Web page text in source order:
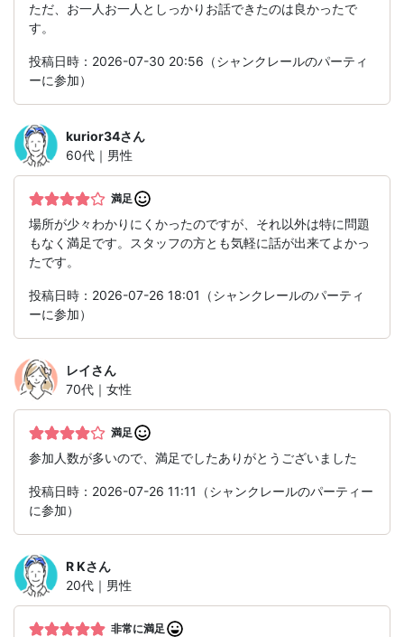
ただ、お一人お一人としっかりお話できたのは良かったで
す。
投稿日時：2026-07-30 20:56（シャンクレールのパーティ
ーに参加）
kurior34さん
60代｜男性
満足
場所が少々わかりにくかったのですが、それ以外は特に問題
もなく満足です。スタッフの方とも気軽に話が出来てよかっ
たです。
投稿日時：2026-07-26 18:01（シャンクレールのパーティ
ーに参加）
レイさん
70代｜女性
満足
参加人数が多いので、満足でしたありがとうございました
投稿日時：2026-07-26 11:11（シャンクレールのパーティー
に参加）
R Kさん
20代｜男性
非常に満足